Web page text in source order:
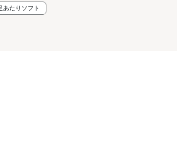
あたりソフト